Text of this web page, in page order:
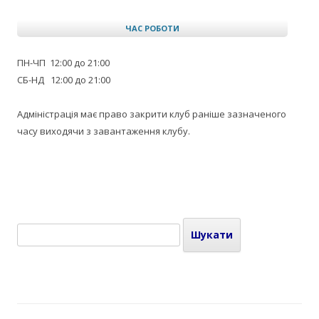
ЧАС РОБОТИ
ПН-ЧП 12:00 до 21:00
СБ-НД 12:00 до 21:00
Адміністрація має право закрити клуб раніше зазначеного
часу виходячи з завантаження клубу.
Пошук: